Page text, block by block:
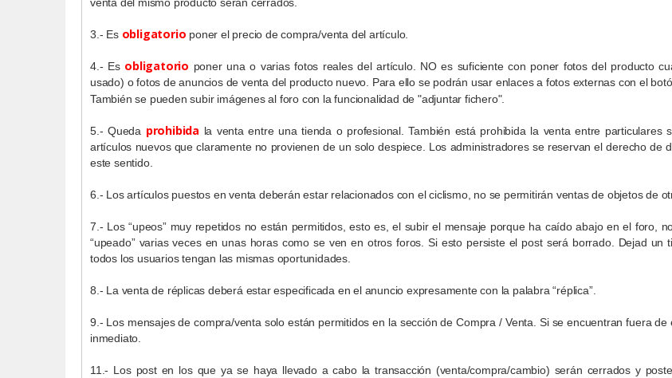
3.- Es obligatorio poner el precio de compra/venta del artículo.
4.- Es obligatorio poner una o varias fotos reales del artículo. NO es suficiente con poner fotos del producto
usado) o fotos de anuncios de venta del producto nuevo. Para ello se podrán usar enlaces a fotos externas con el
También se pueden subir imágenes al foro con la funcionalidad de "adjuntar fichero".
5.- Queda prohibida la venta entre una tienda o profesional. También está prohibida la venta entre particulares
artículos nuevos que claramente no provienen de un solo despiece. Los administradores se reservan el derecho de
este sentido.
6.- Los artículos puestos en venta deberán estar relacionados con el ciclismo, no se permitirán ventas de objetos de
7.- Los “upeos” muy repetidos no están permitidos, esto es, el subir el mensaje porque ha caído abajo en el foro,
“upeado” varias veces en unas horas como se ven en otros foros. Si esto persiste el post será borrado. Dejad un
todos los usuarios tengan las mismas oportunidades.
8.- La venta de réplicas deberá estar especificada en el anuncio expresamente con la palabra “réplica”.
9.- Los mensajes de compra/venta solo están permitidos en la sección de Compra / Venta. Si se encuentran fuera
inmediato.
11.- Los post en los que ya se haya llevado a cabo la transacción (venta/compra/cambio) serán cerrados y